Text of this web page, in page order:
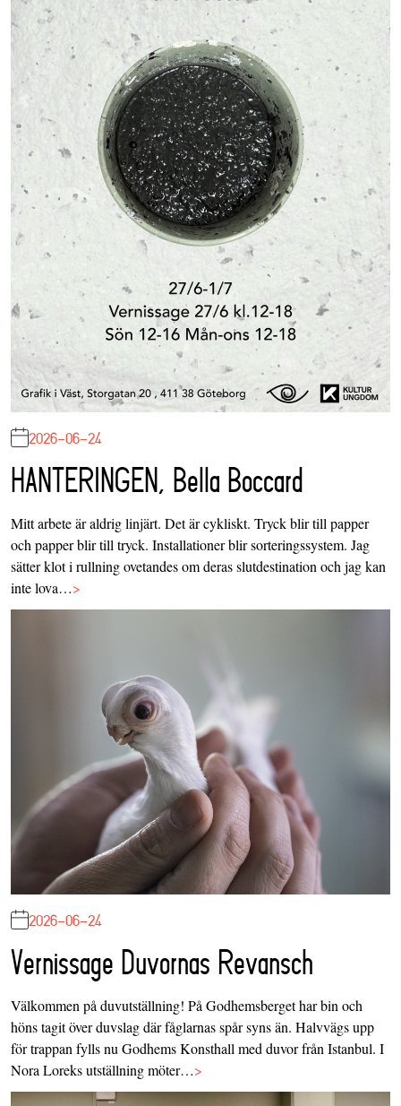
2026-06-24
HANTERINGEN, Bella Boccard
Mitt arbete är aldrig linjärt. Det är cykliskt. Tryck blir till papper
och papper blir till tryck. Installationer blir sorteringssystem. Jag
sätter klot i rullning ovetandes om deras slutdestination och jag kan
inte lova…>
2026-06-24
Vernissage Duvornas Revansch
Välkommen på duvutställning! På Godhemsberget har bin och
höns tagit över duvslag där fåglarnas spår syns än. Halvvägs upp
för trappan fylls nu Godhems Konsthall med duvor från Istanbul. I
Nora Loreks utställning möter…>